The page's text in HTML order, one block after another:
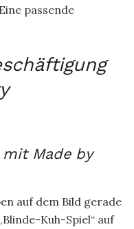
passende
Made by
auf dem Bild gerade
Kuh-Spiel“ auf